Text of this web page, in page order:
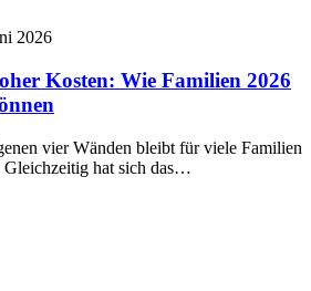
2026
Kosten: Wie Familien 2026
vier Wänden bleibt für viele Familien
hat sich das…